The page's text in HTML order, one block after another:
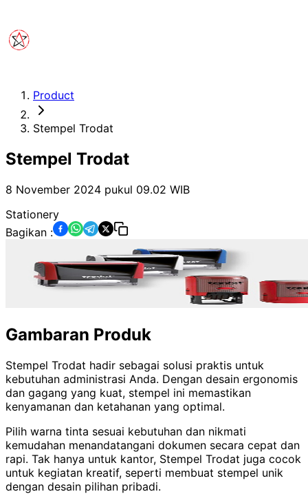
Product
Stempel Trodat
Stempel Trodat
8 November 2024 pukul 09.02 WIB
Stationery
Bagikan :
Gambaran Produk
Stempel Trodat hadir sebagai solusi praktis untuk
kebutuhan administrasi Anda. Dengan desain ergonomis
dan gagang yang kuat, stempel ini memastikan
kenyamanan dan ketahanan yang optimal.
Pilih warna tinta sesuai kebutuhan dan nikmati
kemudahan menandatangani dokumen secara cepat dan
rapi. Tak hanya untuk kantor, Stempel Trodat juga cocok
untuk kegiatan kreatif, seperti membuat stempel unik
dengan desain pilihan pribadi.